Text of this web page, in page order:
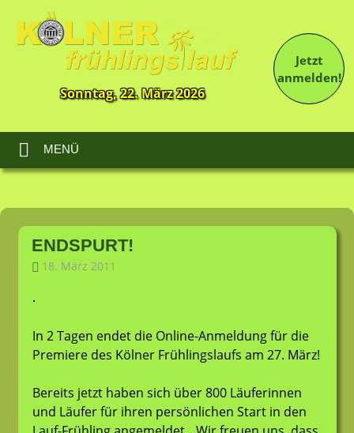
Frühlingslauf
Sonntag, 22. März 2026
Jetzt
anmelden!
MENÜ
Zum
Inhalt
springenENDSPURT!
18. März 2011
In 2 Tagen endet die Online-Anmeldung für die
Premiere des Kölner Frühlingslaufs am 27. März!
Bereits jetzt haben sich über 800 Läuferinnen
und Läufer für ihren persönlichen Start in den